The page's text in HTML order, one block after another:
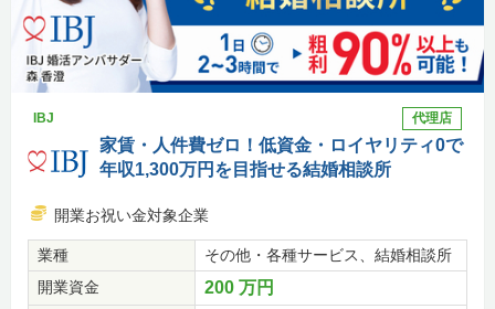
IBJ 代理店
家賃・人件費ゼロ！低資金・ロイヤリティ0で
年収1,300万円を目指せる結婚相談所
開業お祝い金対象企業
業種
その他・各種サービス、結婚相談所
開業資金
200 万円